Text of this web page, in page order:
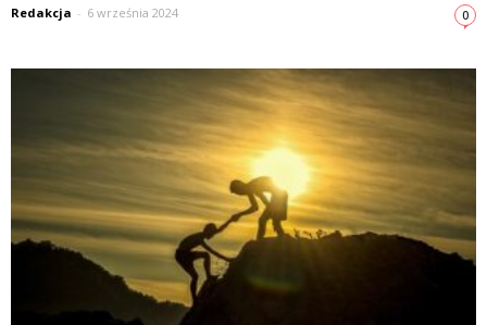
Redakcja - 6 września 2024 0